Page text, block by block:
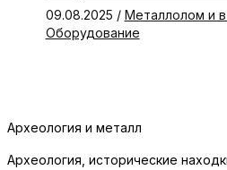
09.08.2025 / Металлолом и
Оборудование
Археология и металл
Археология, исторические